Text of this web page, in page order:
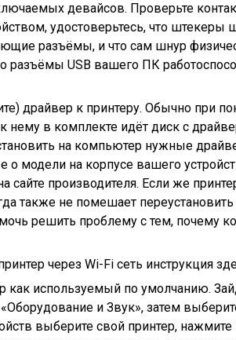
девайсов. Проверьте
удостоверьтесь, что штекеры
разъёмы, и что сам шнур
разъёмы USB вашего ПК
драйвер к принтеру. Обычно при
нему в комплекте идёт диск с
на компьютер нужные
о модели на корпусе вашего
сайте производителя. Если же
также не помешает
решить проблему с тем, почему
через Wi-Fi сеть инструкция
как используемый по умолчанию.
и Звук», затем
выберите свой принтер,